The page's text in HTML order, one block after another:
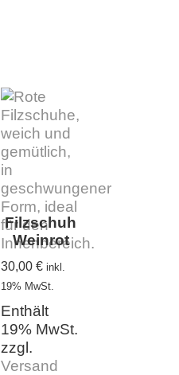
Filzschuh
Weinrot
30,00 € inkl.
19% MwSt.
Enthält
19% MwSt.
zzgl.
Versand